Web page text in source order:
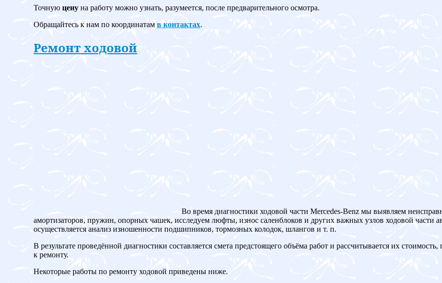
Точную цену на работу можно узнать, разумеется, после предварительного осмотра.
Обращайтесь к нам по координатам в контактах.
Ремонт ходовой
Во время диагностики ходовой части Mercedes-Benz мы выявляем
амортизаторов, пружин, опорных чашек, исследуем люфты, износ саленблоков и других важных узлов ходовой части
осуществляется анализ изношенности подшипников, тормозных колодок, шлангов и т. п.
В результате проведённой диагностики составляется смета предстоящего объёма работ и рассчитывается их
к ремонту.
Некоторые работы по ремонту ходовой приведены ниже.